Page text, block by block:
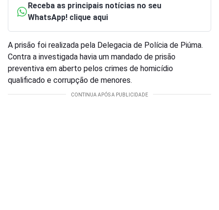
Receba as principais notícias no seu
WhatsApp! clique aqui
A prisão foi realizada pela Delegacia de Polícia de Piúma.
Contra a investigada havia um mandado de prisão
preventiva em aberto pelos crimes de homicídio
qualificado e corrupção de menores.